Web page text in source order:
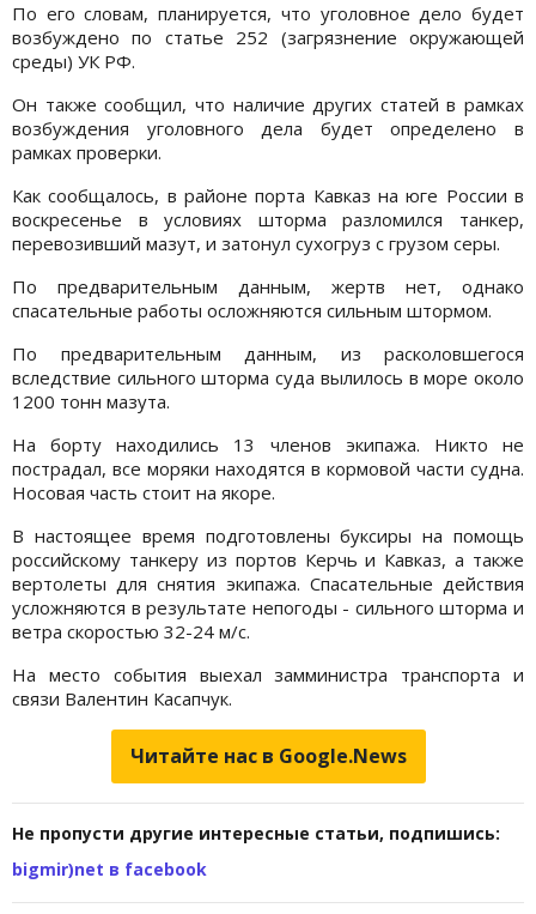
По его словам, планируется, что уголовное дело будет
возбуждено по статье 252 (загрязнение окружающей
среды) УК РФ.
Он также сообщил, что наличие других статей в рамках
возбуждения уголовного дела будет определено в
рамках проверки.
Как сообщалось, в районе порта Кавказ на юге России в
воскресенье в условиях шторма разломился танкер,
перевозивший мазут, и затонул сухогруз с грузом серы.
По предварительным данным, жертв нет, однако
спасательные работы осложняются сильным штормом.
По предварительным данным, из расколовшегося
вследствие сильного шторма суда вылилось в море около
1200 тонн мазута.
На борту находились 13 членов экипажа. Никто не
пострадал, все моряки находятся в кормовой части судна.
Носовая часть стоит на якоре.
В настоящее время подготовлены буксиры на помощь
российскому танкеру из портов Керчь и Кавказ, а также
вертолеты для снятия экипажа. Спасательные действия
усложняются в результате непогоды - сильного шторма и
ветра скоростью 32-24 м/с.
На место события выехал замминистра транспорта и
связи Валентин Касапчук.
Читайте нас в Google.News
Не пропусти другие интересные статьи, подпишись:
bigmir)net в facebook